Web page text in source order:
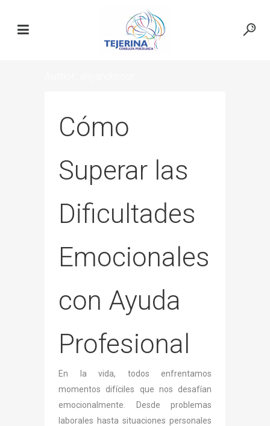
Cómo
Superar las
Dificultades
Emocionales
con Ayuda
Profesional
En la vida, todos enfrentamos
momentos difíciles que nos desafían
emocionalmente. Desde problemas
laborales hasta situaciones personales